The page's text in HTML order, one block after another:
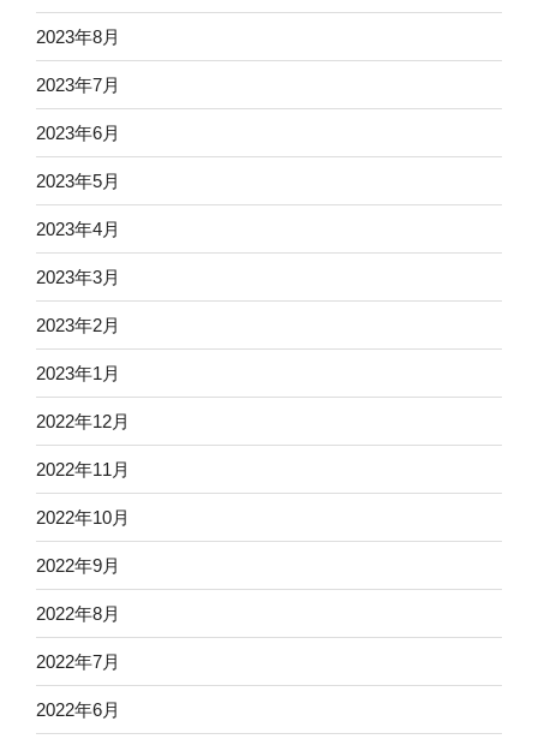
2023年8月
2023年7月
2023年6月
2023年5月
2023年4月
2023年3月
2023年2月
2023年1月
2022年12月
2022年11月
2022年10月
2022年9月
2022年8月
2022年7月
2022年6月